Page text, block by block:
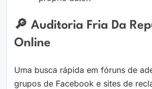
🔎 Auditoria Fria Da
Online
Uma busca rápida em fóruns de
grupos de Facebook e sites de